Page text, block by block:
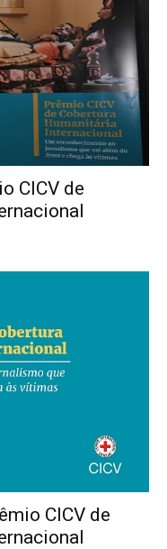
CICV de
CICV de